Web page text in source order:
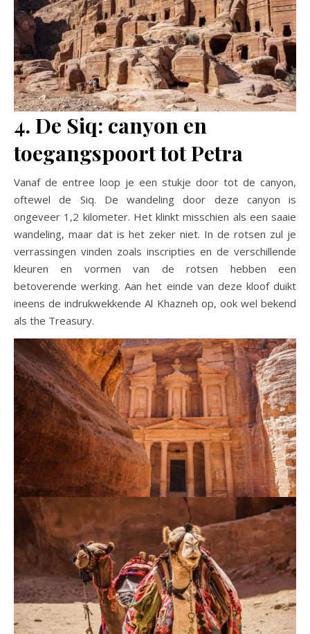
4. De Siq: canyon en
toegangspoort tot Petra
Vanaf de entree loop je een stukje door tot de canyon,
oftewel de Siq. De wandeling door deze canyon is
ongeveer 1,2 kilometer. Het klinkt misschien als een saaie
wandeling, maar dat is het zeker niet. In de rotsen zul je
verrassingen vinden zoals inscripties en de verschillende
kleuren en vormen van de rotsen hebben een
betoverende werking. Aan het einde van deze kloof duikt
ineens de indrukwekkende Al Khazneh op, ook wel bekend
als the Treasury.